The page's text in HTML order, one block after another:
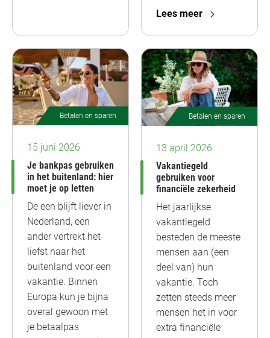
Lees meer
Betalen en sparen
15 juni 2026
Je bankpas gebruiken
in het buitenland: hier
moet je op letten
De een blijft liever in
Nederland, een
ander vertrekt het
liefst naar het
buitenland voor een
vakantie. Binnen
Europa kun je bijna
overal gewoon met
je betaalpas
Betalen en sparen
13 april 2026
Vakantiegeld
gebruiken voor
financiële zekerheid
Het jaarlijkse
vakantiegeld
besteden de meeste
mensen aan (een
deel van) hun
vakantie. Toch
zetten steeds meer
mensen het in voor
extra financiële